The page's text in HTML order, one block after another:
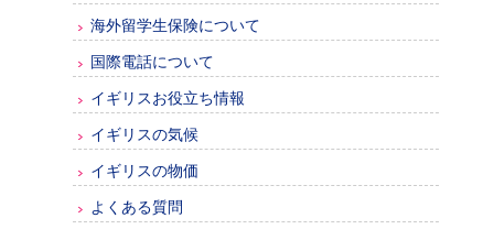
海外留学生保険について
国際電話について
イギリスお役立ち情報
イギリスの気候
イギリスの物価
よくある質問